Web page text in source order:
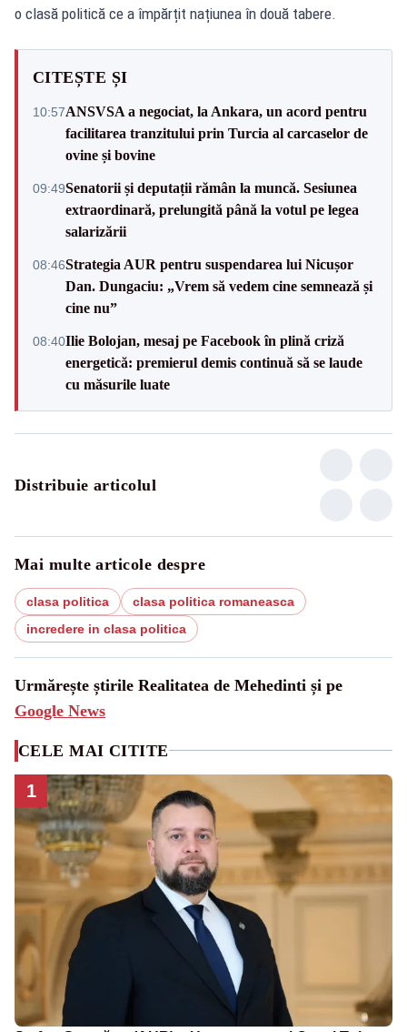
o clasă politică ce a împărțit națiunea în două tabere.
CITEȘTE ȘI
10:57ANSVSA a negociat, la Ankara, un acord pentru
facilitarea tranzitului prin Turcia al carcaselor de
ovine și bovine
09:49Senatorii și deputații rămân la muncă. Sesiunea
extraordinară, prelungită până la votul pe legea
salarizării
08:46Strategia AUR pentru suspendarea lui Nicușor
Dan. Dungaciu: „Vrem să vedem cine semnează și
cine nu”
08:40Ilie Bolojan, mesaj pe Facebook în plină criză
energetică: premierul demis continuă să se laude
cu măsurile luate
Distribuie articolul
Mai multe articole despre
clasa politica
clasa politica romaneasca
incredere in clasa politica
Urmărește știrile Realitatea de Mehedinti și pe
Google News
CELE MAI CITITE
1